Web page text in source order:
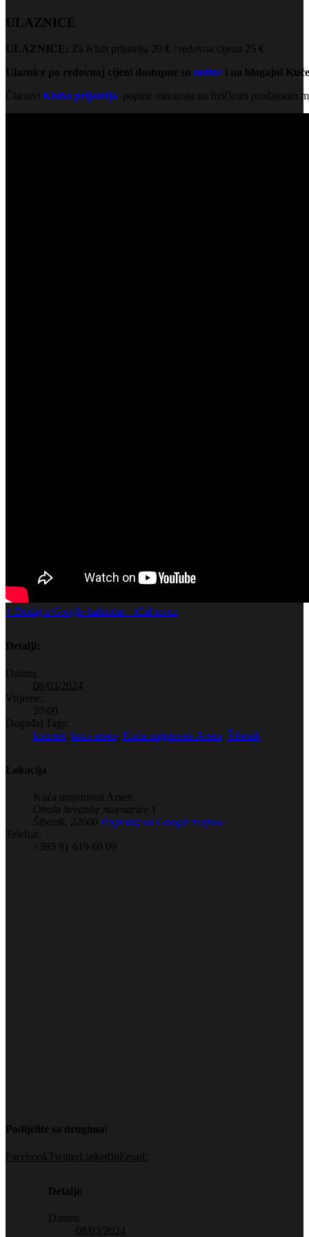
ULAZNICE
ULAZNICE: Za Klub prijatelja 20 € / redovna cijena 25 €
Ulaznice po redovnoj cijeni dostupne su online i na blagajni
Članovi Kluba prijatelja popust ostvaruju na fizičkom prodajnom
+ Dodaj u Google kalendar+ iCal izvoz
Detalji:
Datum:
08/03/2024
Vrijeme:
20:00
Događaj Tags:
koncert, kuća arsen, Kuća umjetnosti Arsen, Šibenik
Lokacija
Kuća umjetnosti Arsen
Obala hrvatske mornarice 1
Šibenik
22000 Pogledaj na Google maps-u
Telefon:
+385 91 619 60 09
Podijelite sa drugima!
Facebook TwitterLinkedInEmail:
Detalji:
Datum:
08/03/2024